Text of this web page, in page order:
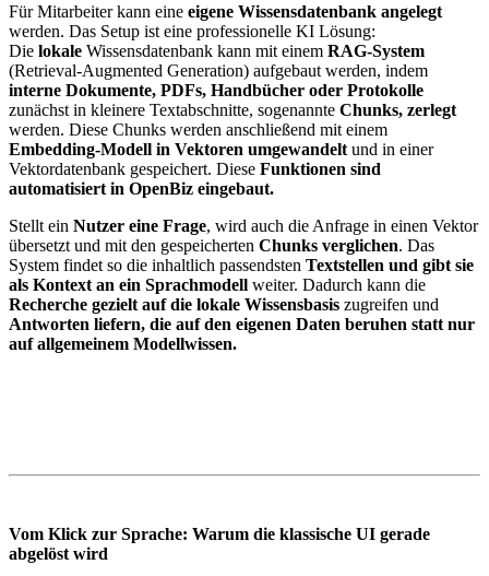
Für Mitarbeiter kann eine eigene Wissensdatenbank angelegt
werden. Das Setup ist eine professionelle KI Lösung:
Die lokale Wissensdatenbank kann mit einem RAG-System
(Retrieval-Augmented Generation) aufgebaut werden, indem
interne Dokumente, PDFs, Handbücher oder Protokolle
zunächst in kleinere Textabschnitte, sogenannte Chunks, zerlegt
werden. Diese Chunks werden anschließend mit einem
Embedding-Modell in Vektoren umgewandelt und in einer
Vektordatenbank gespeichert. Diese Funktionen sind
automatisiert in OpenBiz eingebaut.
Stellt ein Nutzer eine Frage, wird auch die Anfrage in einen Vektor
übersetzt und mit den gespeicherten Chunks verglichen. Das
System findet so die inhaltlich passendsten Textstellen und gibt sie
als Kontext an ein Sprachmodell weiter. Dadurch kann die
Recherche gezielt auf die lokale Wissensbasis zugreifen und
Antworten liefern, die auf den eigenen Daten beruhen statt nur
auf allgemeinem Modellwissen.
Vom Klick zur Sprache: Warum die klassische UI gerade
abgelöst wird